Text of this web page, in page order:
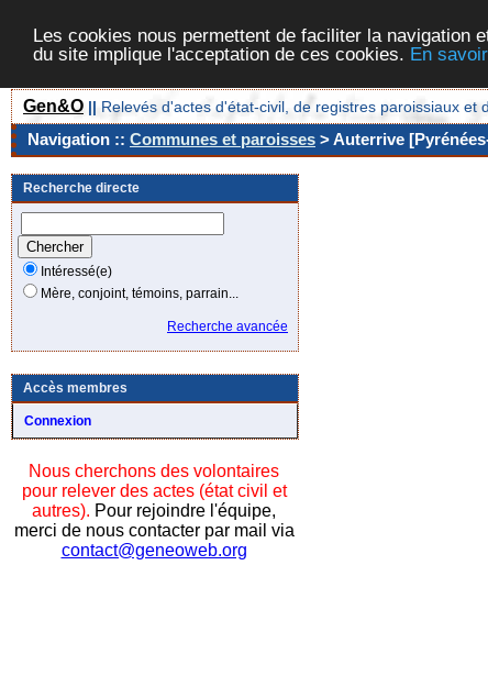
Les cookies nous permettent de faciliter la navigation
du site implique l'acceptation de ces cookies. En
Gen&O || Relevés d'actes d'état-civil, de registres paroissiaux et
Navigation :: Communes et paroisses > Auterrive
Recherche directe
Intéressé(e)
Mère, conjoint, témoins, parrain...
Recherche avancée
Accès membres
Connexion
Nous cherchons des volontaires
pour relever des actes (état civil et
autres). Pour rejoindre l'équipe,
merci de nous contacter par mail via
contact@geneoweb.org